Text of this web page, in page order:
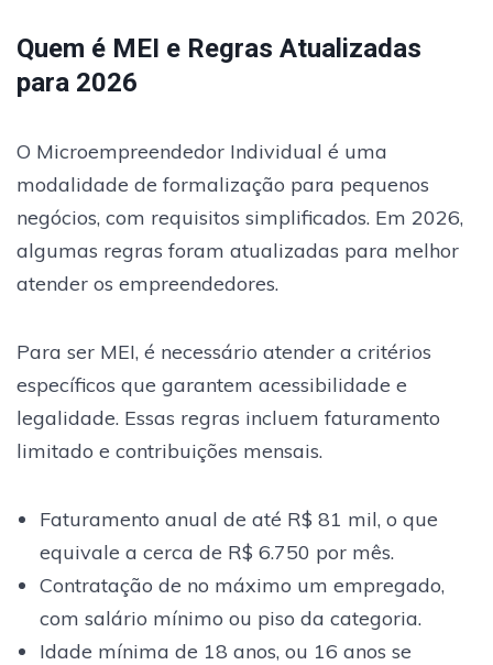
Quem é MEI e Regras Atualizadas
para 2026
O Microempreendedor Individual é uma
modalidade de formalização para pequenos
negócios, com requisitos simplificados. Em 2026,
algumas regras foram atualizadas para melhor
atender os empreendedores.
Para ser MEI, é necessário atender a critérios
específicos que garantem acessibilidade e
legalidade. Essas regras incluem faturamento
limitado e contribuições mensais.
Faturamento anual de até R$ 81 mil, o que
equivale a cerca de R$ 6.750 por mês.
Contratação de no máximo um empregado,
com salário mínimo ou piso da categoria.
Idade mínima de 18 anos, ou 16 anos se